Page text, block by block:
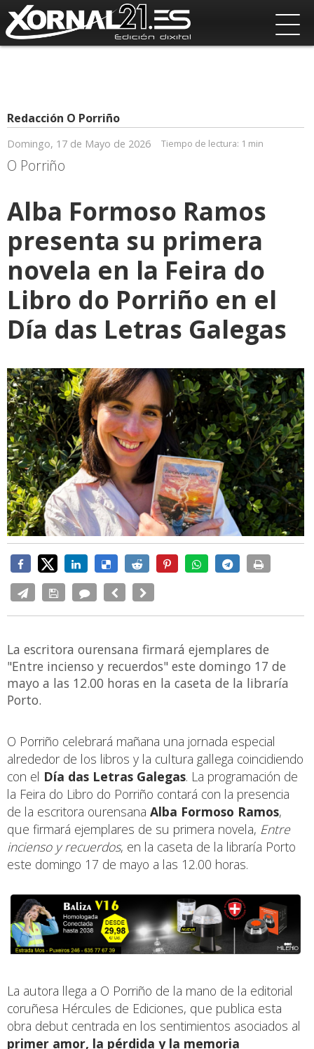
Redacción O Porriño
Domingo, 17 de Mayo de 2026 Tiempo de lectura: 1 min
O Porriño
Alba Formoso Ramos
presenta su primera
novela en la Feira do
Libro do Porriño en el
Día das Letras Galegas
La escritora ourensana firmará ejemplares de
"Entre incienso y recuerdos" este domingo 17 de
mayo a las 12.00 horas en la caseta de la libraría
Porto.
O Porriño celebrará mañana una jornada especial
alrededor de los libros y la cultura gallega coincidiendo
con el Día das Letras Galegas. La programación de
la Feira do Libro do Porriño contará con la presencia
de la escritora ourensana Alba Formoso Ramos,
que firmará ejemplares de su primera novela, Entre
incienso y recuerdos, en la caseta de la libraría Porto
este domingo 17 de mayo a las 12.00 horas.
La autora llega a O Porriño de la mano de la editorial
coruñesa Hércules de Ediciones, que publica esta
obra debut centrada en los sentimientos asociados al
primer amor, la pérdida y la memoria